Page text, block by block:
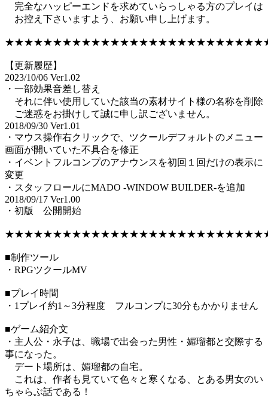
完全なハッピーエンドを求めていらっしゃる方のプレイは
お控え下さいますよう、お願い申し上げます。
【更新履歴】
2023/10/06 Ver1.02
・一部効果音差し替え
それに伴い使用していた該当の素材サイト様の名称を削除
ご迷惑をお掛けして誠に申し訳ございません。
2018/09/30 Ver1.01
・マウス操作右クリックで、ツクールデフォルトのメニュー
画面が開いていた不具合を修正
・イベントフルコンプのアナウンスを初回１回だけの表示に
変更
・スタッフロールにMADO -WINDOW BUILDER-を追加
2018/09/17 Ver1.00
・初版 公開開始
■制作ツール
・RPGツクールMV
■プレイ時間
・1プレイ約1～3分程度 フルコンプに30分もかかりません
■ゲーム紹介文
・主人公・永子は、職場で出会った男性・媚瑠都と交際する
事になった。
デート場所は、媚瑠都の自宅。
これは、作者も見ていて色々と寒くなる、とある男女のい
ちゃらぶ話である！